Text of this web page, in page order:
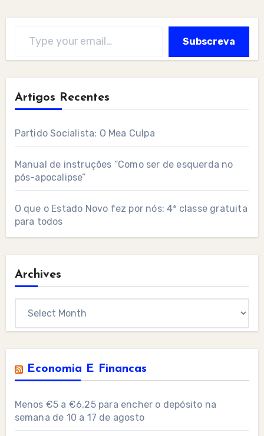
Subscreva
Artigos Recentes
Partido Socialista: O Mea Culpa
Manual de instruções “Como ser de esquerda no
pós-apocalipse”
O que o Estado Novo fez por nós: 4ª classe gratuita
para todos
Archives
Economia E Financas
Menos €5 a €6,25 para encher o depósito na
semana de 10 a 17 de agosto